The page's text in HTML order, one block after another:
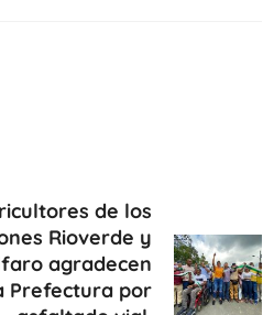
de los
Rioverde y
agradecen
Prefectura por